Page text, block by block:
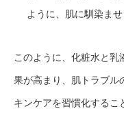
ように、肌に馴染ませ
このように、化粧水と乳
果が高まり、肌トラブル
キンケアを習慣化するこ